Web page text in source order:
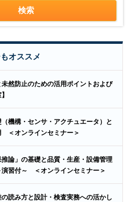
オススメ
然防止のための活用ポイントおよび
機構・センサ・アクチュエータ）と
＜オンラインセミナー＞
論」の基礎と品質・生産・設備管理
習付～ ＜オンラインセミナー＞
読み方と設計・検査実務への活かし